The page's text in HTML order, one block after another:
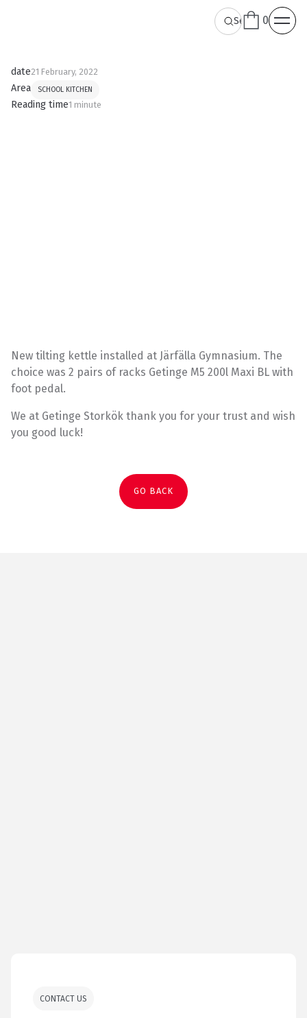
0
date21 February, 2022
Area SCHOOL KITCHEN
Reading time1 minute
New tilting kettle installed at Järfälla Gymnasium. The
choice was 2 pairs of racks Getinge M5 200l Maxi BL with
foot pedal.
We at Getinge Storkök thank you for your trust and wish
you good luck!
GO BACK
CONTACT US